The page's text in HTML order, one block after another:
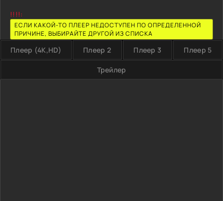
!!!!:
ЕСЛИ КАКОЙ-ТО ПЛЕЕР НЕДОСТУПЕН ПО ОПРЕДЕЛЕННОЙ
ПРИЧИНЕ, ВЫБИРАЙТЕ ДРУГОЙ ИЗ СПИСКА
Плеер (4K,HD) Плеер 2 Плеер 3 Плеер 5
Трейлер